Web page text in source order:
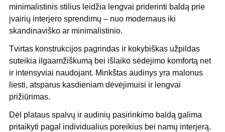
minimalistinis stilius leidžia lengvai priderinti baldą prie
įvairių interjero sprendimų – nuo modernaus iki
skandinaviško ar minimalistinio.
Tvirtas konstrukcijos pagrindas ir kokybiškas užpildas
suteikia ilgaamžiškumą bei išlaiko sėdėjimo komfortą net
ir intensyviai naudojant. Minkštas audinys yra malonus
liesti, atsparus kasdieniam dėvėjimuisi ir lengvai
prižiūrimas.
Dėl plataus spalvų ir audinių pasirinkimo baldą galima
pritaikyti pagal individualius poreikius bei namų interjerą.